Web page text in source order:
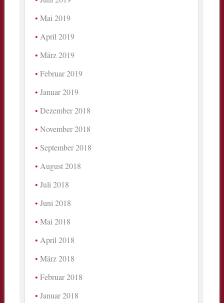
Mai 2019
April 2019
März 2019
Februar 2019
Januar 2019
Dezember 2018
November 2018
September 2018
August 2018
Juli 2018
Juni 2018
Mai 2018
April 2018
März 2018
Februar 2018
Januar 2018